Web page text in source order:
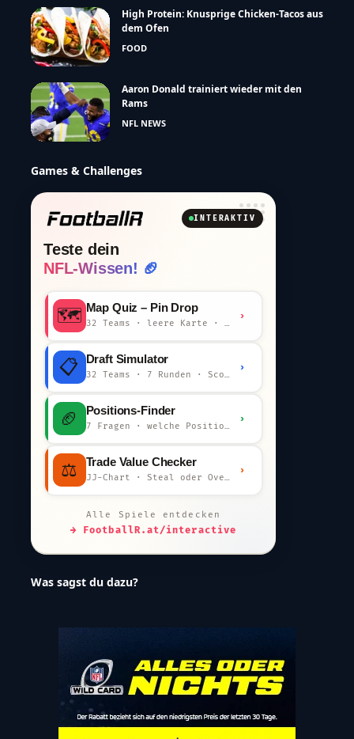
High Protein: Knusprige Chicken-Tacos aus
dem Ofen
FOOD
Aaron Donald trainiert wieder mit den
Rams
NFL NEWS
Games & Challenges
INTERAKTIV
Teste dein
NFL-Wissen! 🏈
🗺️ Map Quiz – Pin Drop
32 Teams · leere Karte · km-Wertung
›
📋 Draft Simulator
32 Teams · 7 Runden · Scout-Kommentar
›
🏈 Positions-Finder
7 Fragen · welche Position bist du?
›
⚖️ Trade Value Checker
JJ-Chart · Steal oder Overpay?
›
Alle Spiele entdecken
→ FootballR.at/interactive
Was sagst du dazu?